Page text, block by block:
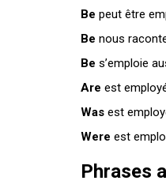
Be peut être
Be nous
Be s’emploie
Are est employé
Was est
Were est
Phrases